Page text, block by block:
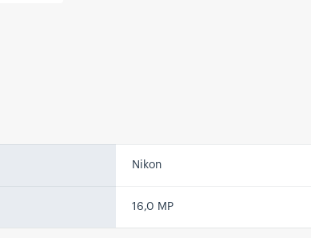
Nikon
16,0 MP